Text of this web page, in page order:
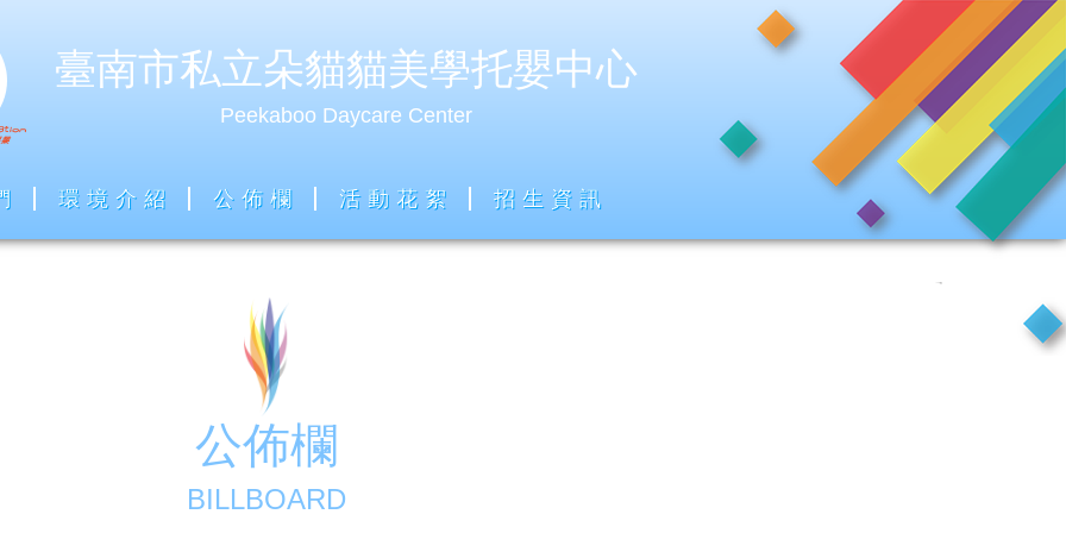
臺南市私立朵貓貓美學托嬰中心
Peekaboo Daycare Center
環境介紹 公佈欄 活動花絮 招生資訊
公佈欄
BILLBOARD